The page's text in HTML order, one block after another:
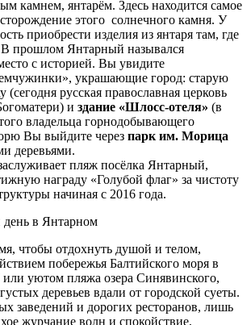
камнем, янтарём. Здесь находится самое
этого солнечного камня. У
приобрести изделия из янтаря там, где
В прошлом Янтарный назывался
с историей. Вы увидите
украшающие город: старую
русская православная церковь
и здание «Шлосс-отеля» (в
владельца горнодобывающего
Вы выйдите через парк им. Морица
деревьями.
пляж посёлка Янтарный,
награду «Голубой флаг» за чистоту
начиная с 2016 года.
в Янтарном
чтобы отдохнуть душой и телом,
побережья Балтийского моря в
уютом пляжа озера Синявинского,
деревьев вдали от городской суеты.
заведений и дорогих ресторанов, лишь
журчание волн и спокойствие,